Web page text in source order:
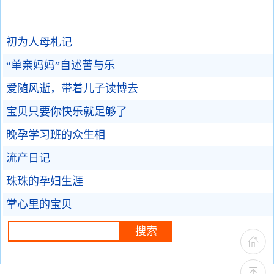
初为人母札记
“单亲妈妈”自述苦与乐
爱随风逝，带着儿子读博去
宝贝只要你快乐就足够了
晚孕学习班的众生相
流产日记
珠珠的孕妇生涯
掌心里的宝贝